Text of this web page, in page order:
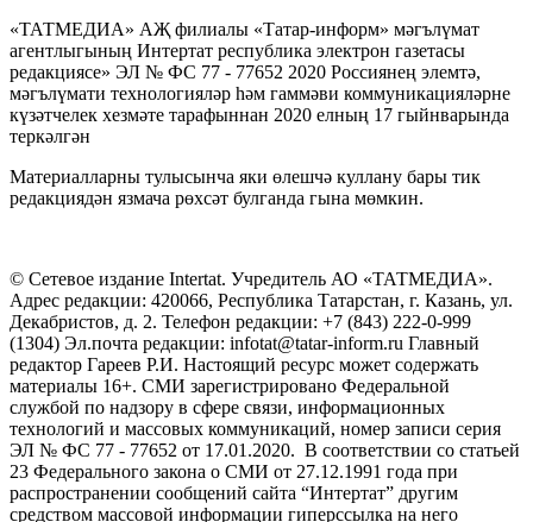
«ТАТМЕДИА» АҖ филиалы «Татар-информ» мәгълүмат
агентлыгының Интертат республика электрон газетасы
редакциясе» ЭЛ № ФС 77 - 77652 2020 Россиянең элемтә,
мәгълүмати технологияләр һәм гаммәви коммуникацияләрне
күзәтчелек хезмәте тарафыннан 2020 елның 17 гыйнварында
теркәлгән
Материалларны тулысынча яки өлешчә куллану бары тик
редакциядән язмача рөхсәт булганда гына мөмкин.
© Сетевое издание Intertat. Учредитель АО «ТАТМЕДИА».
Адрес редакции: 420066, Республика Татарстан, г. Казань, ул.
Декабристов, д. 2. Телефон редакции: +7 (843) 222-0-999
(1304) Эл.почта редакции: infotat@tatar-inform.ru Главный
редактор Гареев Р.И. Настоящий ресурс может содержать
материалы 16+. СМИ зарегистрировано Федеральной
службой по надзору в сфере связи, информационных
технологий и массовых коммуникаций, номер записи серия
ЭЛ № ФС 77 - 77652 от 17.01.2020. В соответствии со статьей
23 Федерального закона о СМИ от 27.12.1991 года при
распространении сообщений сайта “Интертат” другим
средством массовой информации гиперссылка на него